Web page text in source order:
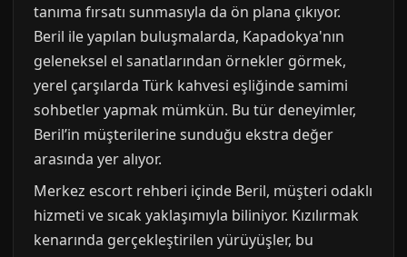
tanıma fırsatı sunmasıyla da ön plana çıkıyor.
Beril ile yapılan buluşmalarda, Kapadokya'nın
geleneksel el sanatlarından örnekler görmek,
yerel çarşılarda Türk kahvesi eşliğinde samimi
sohbetler yapmak mümkün. Bu tür deneyimler,
Beril’in müşterilerine sunduğu ekstra değer
arasında yer alıyor.
Merkez escort rehberi içinde Beril, müşteri odaklı
hizmeti ve sıcak yaklaşımıyla biliniyor. Kızılırmak
kenarında gerçekleştirilen yürüyüşler, bu